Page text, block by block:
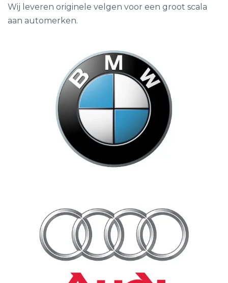
Wij leveren originele velgen voor een groot scala
aan automerken.